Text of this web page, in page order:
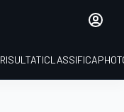
RISULTATICLASSIFICA